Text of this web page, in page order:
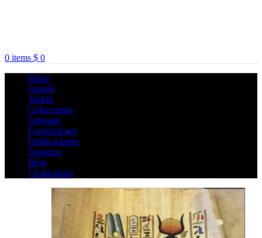
0 items $ 0
Inicio
Galería
Tienda
Colecciones
Subastas
Exposiciones
Publicaciones
Nosotros
Blog
Contáctenos